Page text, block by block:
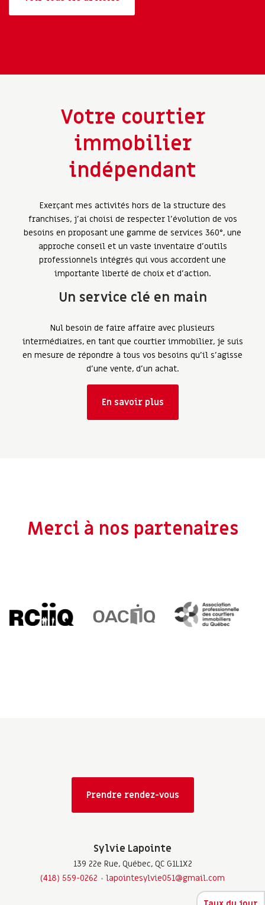
Votre courtier
immobilier
indépendant
Exerçant mes activités hors de la structure des
franchises, j’ai choisi de respecter l’évolution de vos
besoins en proposant une gamme de services 360°, une
approche conseil et un vaste inventaire d’outils
professionnels intégrés qui vous accordent une
importante liberté de choix et d’action.
Un service clé en main
Nul besoin de faire affaire avec plusieurs
intermédiaires, en tant que courtier immobilier, je suis
en mesure de répondre à tous vos besoins qu’il s’agisse
d’une vente, d’un achat.
En savoir plus
Merci à nos partenaires
Prendre rendez-vous
Sylvie Lapointe
139 22e Rue, Québec, QC G1L1X2
(418) 559-0262
lapointesylvie051@gmail.com